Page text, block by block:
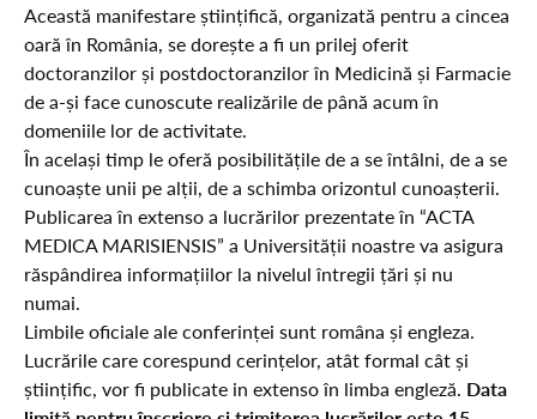
Această manifestare științifică, organizată pentru a cincea
oară în România, se dorește a fi un prilej oferit
doctoranzilor și postdoctoranzilor în Medicină și Farmacie
de a-și face cunoscute realizările de până acum în
domeniile lor de activitate.
În același timp le oferă posibilitățile de a se întâlni, de a se
cunoaște unii pe alții, de a schimba orizontul cunoașterii.
Publicarea în extenso a lucrărilor prezentate în “ACTA
MEDICA MARISIENSIS” a Universității noastre va asigura
răspândirea informațiilor la nivelul întregii țări și nu
numai.
Limbile oficiale ale conferinței sunt româna și engleza.
Lucrările care corespund cerințelor, atât formal cât și
științific, vor fi publicate in extenso în limba engleză. Data